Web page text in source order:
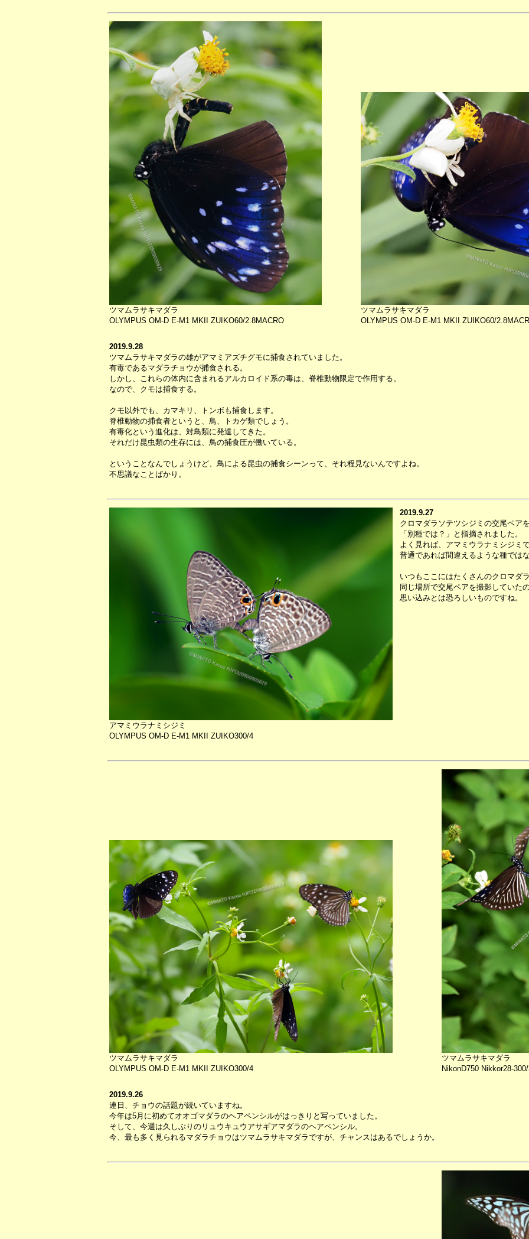
ツマムラサキマダラ
OLYMPUS OM-D E-M1 MKII ZUIKO60/2.8MACRO
ツマムラサキマダラ
OLYMPUS OM-D E-M1 MKII ZUIKO60/
2019.9.28
ツマムラサキマダラの雄がアマミアズチグモに捕食されていました。
有毒であるマダラチョウが捕食される。
しかし、これらの体内に含まれるアルカロイド系の毒は、脊椎動物限定で作用する。
なので、クモは捕食する。
クモ以外でも、カマキリ、トンボも捕食します。
脊椎動物の捕食者というと、鳥、トカゲ類でしょう。
有毒化という進化は、対鳥類に発達してきた。
それだけ昆虫類の生存には、鳥の捕食圧が働いている。
ということなんでしょうけど、鳥による昆虫の捕食シーンって、それ程見ないんですよね。
不思議なことばかり。
アマミウラナミシジミ
OLYMPUS OM-D E-M1 MKII ZUIKO300/4
2019.9.27
クロマダラソテツシジミの交尾ペア
「別種では？」と指摘されました。
よく見れば、アマミウラナミシジミ
普通であれば間違えるような種では
いつもここにはたくさんのクロマダ
同じ場所で交尾ペアを撮影していた
思い込みとは恐ろしいものですね。
ツマムラサキマダラ
OLYMPUS OM-D E-M1 MKII ZUIKO300/4
ツマムラサキマダラ
NikonD750 Nikkor28-
2019.9.26
連日、チョウの話題が続いていますね。
今年は5月に初めてオオゴマダラのヘアペンシルがはっきりと写っていました。
そして、今週は久しぶりのリュウキュウアサギアマダラのヘアペンシル。
今、最も多く見られるマダラチョウはツマムラサキマダラですが、チャンスはあるでしょうか。